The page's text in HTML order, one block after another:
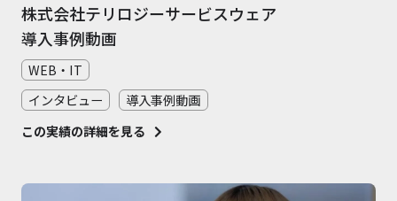
株式会社テリロジーサービスウェア
導入事例動画
WEB・IT
インタビュー
導入事例動画
この実績の詳細を見る